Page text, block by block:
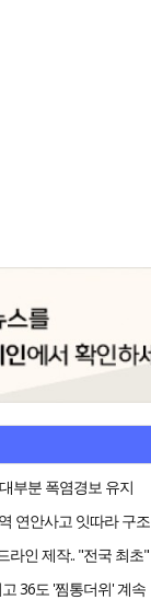
부분 폭염경보 유지
연안사고 잇따라 구조
라인 제작.. "전국 최초"
36도 '찜통더위' 계속